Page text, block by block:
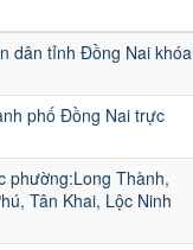
dân tỉnh Đồng Nai khóa
phố Đồng Nai trực
phường:Long Thành,
Tân Khai, Lộc Ninh